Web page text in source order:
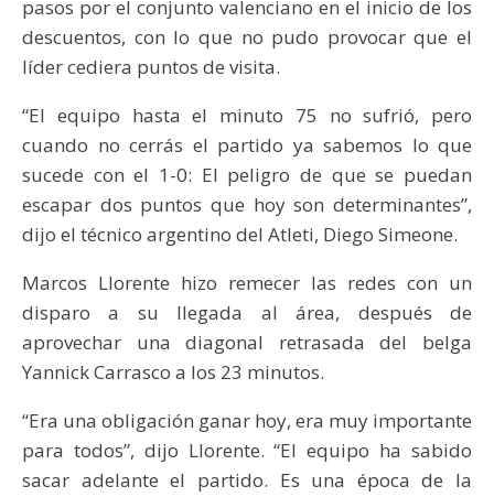
pasos por el conjunto valenciano en el inicio de los
descuentos, con lo que no pudo provocar que el
líder cediera puntos de visita.
“El equipo hasta el minuto 75 no sufrió, pero
cuando no cerrás el partido ya sabemos lo que
sucede con el 1-0: El peligro de que se puedan
escapar dos puntos que hoy son determinantes”,
dijo el técnico argentino del Atleti, Diego Simeone.
Marcos Llorente hizo remecer las redes con un
disparo a su llegada al área, después de
aprovechar una diagonal retrasada del belga
Yannick Carrasco a los 23 minutos.
“Era una obligación ganar hoy, era muy importante
para todos”, dijo Llorente. “El equipo ha sabido
sacar adelante el partido. Es una época de la